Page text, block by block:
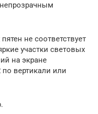
не соответствует
участки световых
на экране
вертикали или